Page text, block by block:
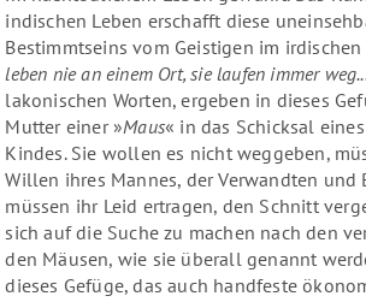
indischen Leben erschafft diese
Bestimmtseins vom Geistigen im irdischen
leben nie an einem Ort, sie laufen immer
lakonischen Worten, ergeben in dieses
Mutter einer »Maus« in das Schicksal
Kindes. Sie wollen es nicht weggeben,
Willen ihres Mannes, der Verwandten und
müssen ihr Leid ertragen, den Schnitt
sich auf die Suche zu machen nach den
den Mäusen, wie sie überall genannt
dieses Gefüge, das auch handfeste